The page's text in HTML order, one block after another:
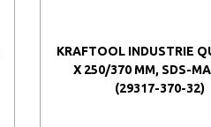
KRAFTOOL INDUSTRIE
X 250/370 ММ, SDS-
(29317-370-32)